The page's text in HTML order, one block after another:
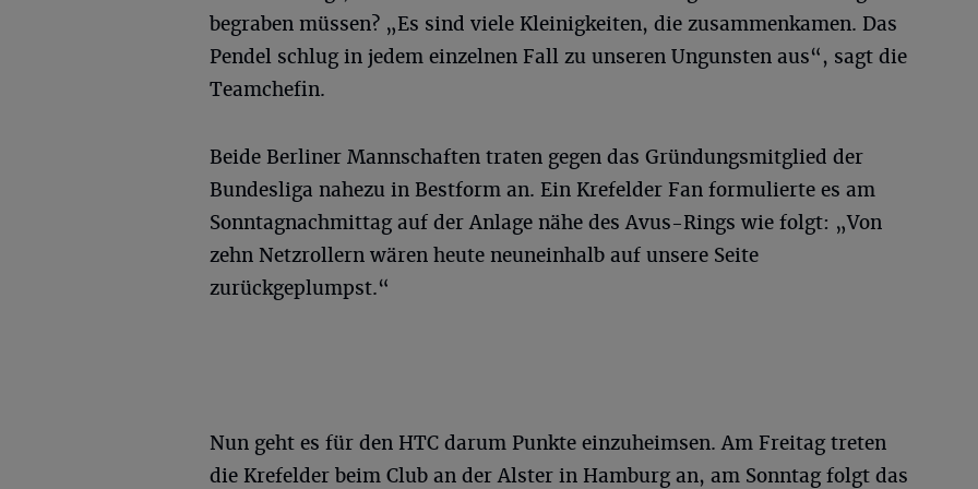
begraben müssen? „Es sind viele Kleinigkeiten, die zusammenkamen. Das
Pendel schlug in jedem einzelnen Fall zu unseren Ungunsten aus“, sagt die
Teamchefin.
Beide Berliner Mannschaften traten gegen das Gründungsmitglied der
Bundesliga nahezu in Bestform an. Ein Krefelder Fan formulierte es am
Sonntagnachmittag auf der Anlage nähe des Avus-Rings wie folgt: „Von
zehn Netzrollern wären heute neuneinhalb auf unsere Seite
zurückgeplumpst.“
Nun geht es für den HTC darum Punkte einzuheimsen. Am Freitag treten
die Krefelder beim Club an der Alster in Hamburg an, am Sonntag folgt das